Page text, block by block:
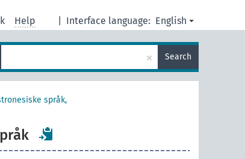
Interface language: English
Help
× Search
språk,